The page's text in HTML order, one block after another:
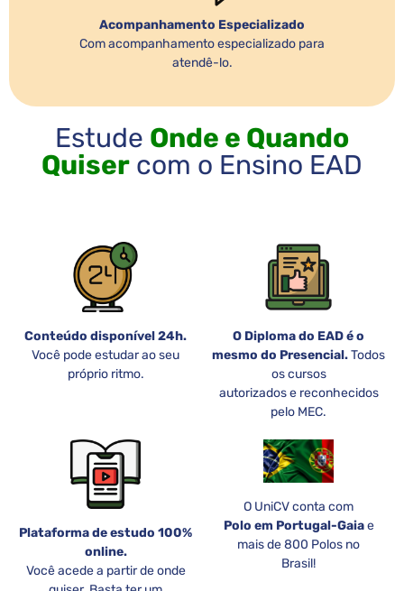
Acompanhamento Especializado
Com acompanhamento especializado para
atendê-lo.
Estude Onde e Quando
Quiser com o Ensino EAD
Conteúdo disponível 24h.
Você pode estudar ao seu
próprio ritmo.
O Diploma do EAD é o
mesmo do Presencial.Todos
os cursos
autorizados e reconhecidos
pelo MEC.
Plataforma de estudo 100%
online.
Você acede a partir de onde
O UniCV conta com
Polo em Portugal-Gaiae
mais de 800 Polos no
Brasil!